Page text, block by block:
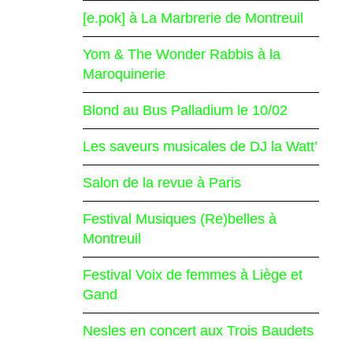
[e.pok] à La Marbrerie de Montreuil
Yom & The Wonder Rabbis à la
Maroquinerie
Blond au Bus Palladium le 10/02
Les saveurs musicales de DJ la Watt’
Salon de la revue à Paris
Festival Musiques (Re)belles à
Montreuil
Festival Voix de femmes à Liège et
Gand
Nesles en concert aux Trois Baudets